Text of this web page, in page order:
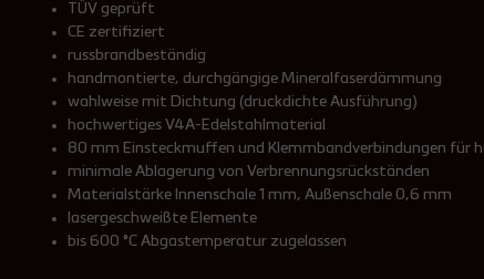
TÜV geprüft
CE zertifiziert
russbrandbeständig
handmontierte, durchgängige Mineralfaserdämmung
wahlweise mit Dichtung (druckdichte Ausführung)
hochwertiges V4A-Edelstahlmaterial
80 mm Einsteckmuffen und Klemmbandverbindungen für
minimale Ablagerung von Verbrennungsrückständen
Materialstärke Innenschale 1 mm, Außenschale 0,6 mm
lasergeschweißte Elemente
bis 600 °C Abgastemperatur zugelassen